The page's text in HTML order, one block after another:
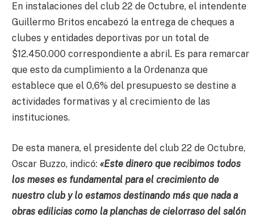
En instalaciones del club 22 de Octubre, el intendente
Guillermo Britos encabezó la entrega de cheques a
clubes y entidades deportivas por un total de
$12.450.000 correspondiente a abril. Es para remarcar
que esto da cumplimiento a la Ordenanza que
establece que el 0,6% del presupuesto se destine a
actividades formativas y al crecimiento de las
instituciones.
De esta manera, el presidente del club 22 de Octubre,
Oscar Buzzo, indicó: «Este dinero que recibimos todos
los meses es fundamental para el crecimiento de
nuestro club y lo estamos destinando más que nada a
obras edilicias como la planchas de cielorraso del salón